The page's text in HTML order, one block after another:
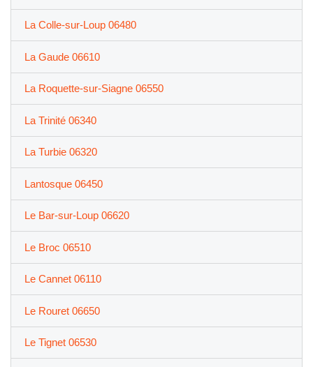
La Colle-sur-Loup 06480
La Gaude 06610
La Roquette-sur-Siagne 06550
La Trinité 06340
La Turbie 06320
Lantosque 06450
Le Bar-sur-Loup 06620
Le Broc 06510
Le Cannet 06110
Le Rouret 06650
Le Tignet 06530